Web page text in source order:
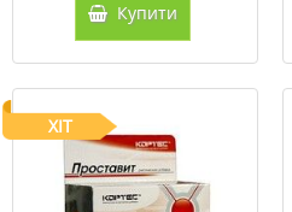
Купити
ХІТ